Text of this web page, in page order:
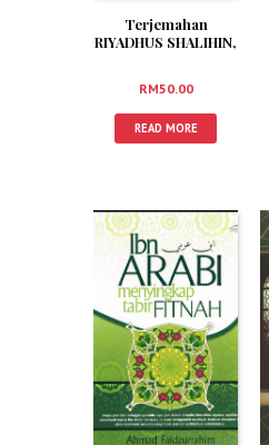
Terjemahan
RIYADHUS SHALIHIN,
RM50.00
READ MORE